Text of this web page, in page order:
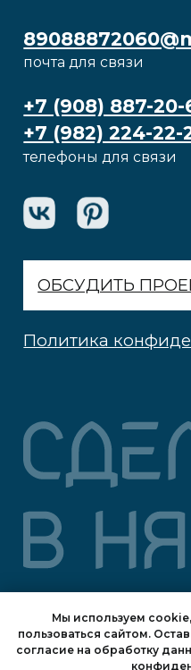
Мы используем
пользоваться сайтом.
согласие на обработку